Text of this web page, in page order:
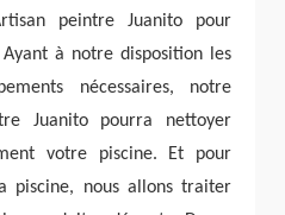
peintre Juanito pour
à notre disposition les
nécessaires, notre
Juanito pourra nettoyer
votre piscine. Et pour
piscine, nous allons traiter